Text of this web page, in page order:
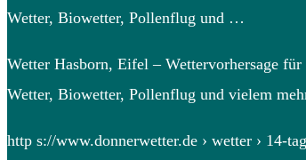
Wetter, Biowetter, Pollenflug und …
Wetter Hasborn, Eifel – Wettervorhersage
Wetter, Biowetter, Pollenflug und vielem
http s://www.donnerwetter.de › wetter › 14-